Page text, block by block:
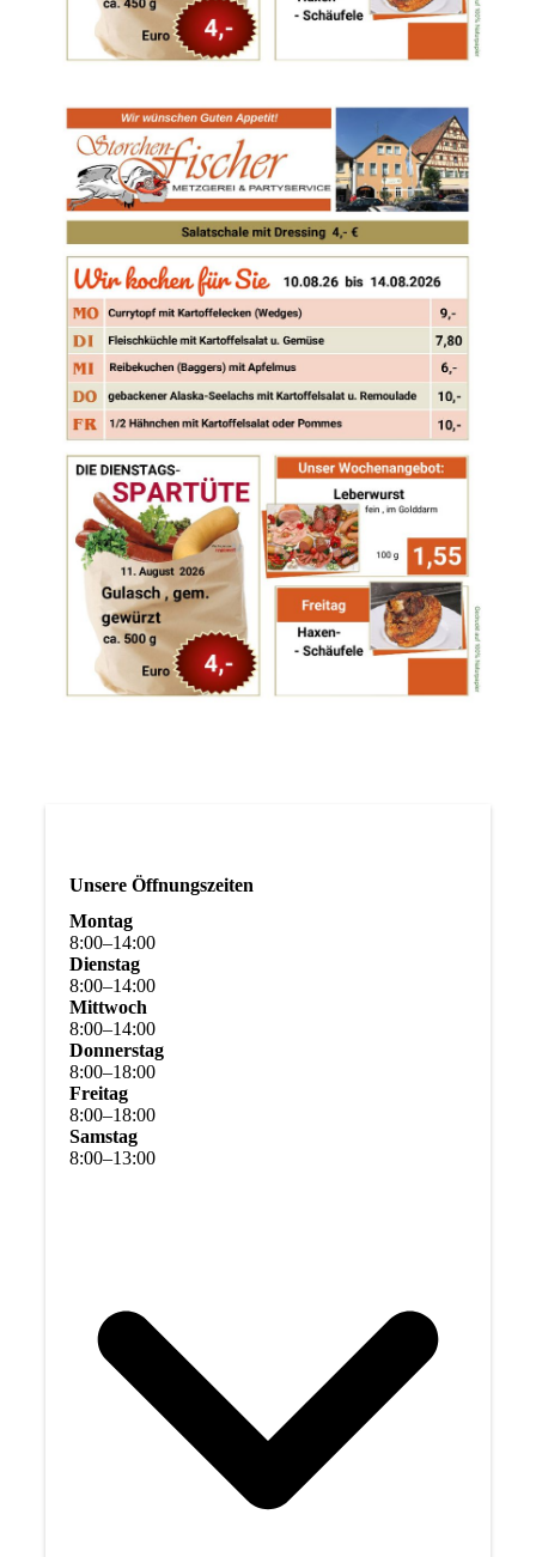
Unsere Öffnungszeiten
Montag
8:00–14:00
Dienstag
8:00–14:00
Mittwoch
8:00–14:00
Donnerstag
8:00–18:00
Freitag
8:00–18:00
Samstag
8:00–13:00